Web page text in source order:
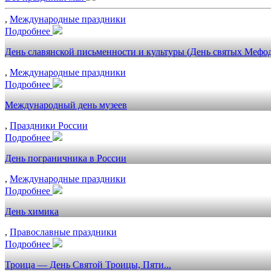
, Международные праздники
Подробнее
День славянской письменности и культуры (День святых
, Международные праздники
Подробнее
Международный день музеев
, Праздники России
Подробнее
День пограничника в России
, Международные праздники
Подробнее
День химика
, Православные праздники
Подробнее
Троица — День Святой Троицы, Пяти...